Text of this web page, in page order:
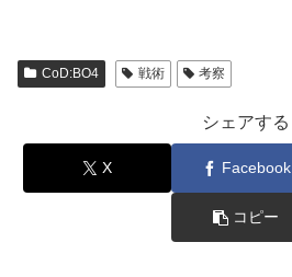
CoD:BO4 戦術 考察
シェアする
X Facebook
コピー